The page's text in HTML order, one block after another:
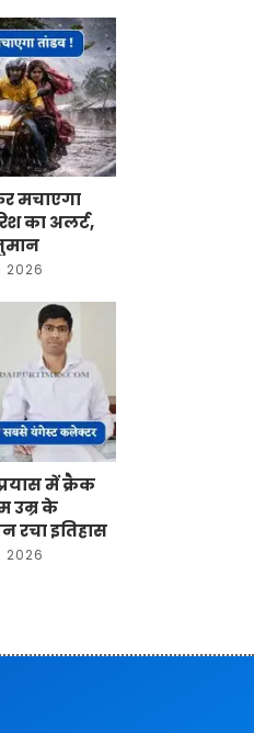
मचाएगा
का अलर्ट,
2026
में क्रैक
उम्र के
रचा इतिहास
2026